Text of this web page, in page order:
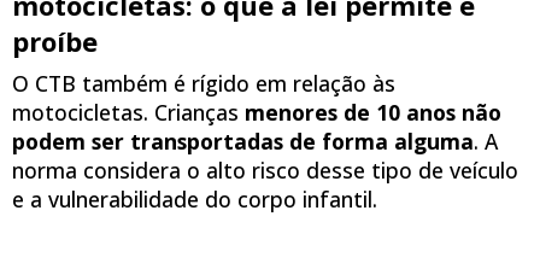
proíbe
O CTB também é rígido em relação às
motocicletas. Crianças menores de 10 anos não
podem ser transportadas de forma alguma. A
norma considera o alto risco desse tipo de veículo
e a vulnerabilidade do corpo infantil.